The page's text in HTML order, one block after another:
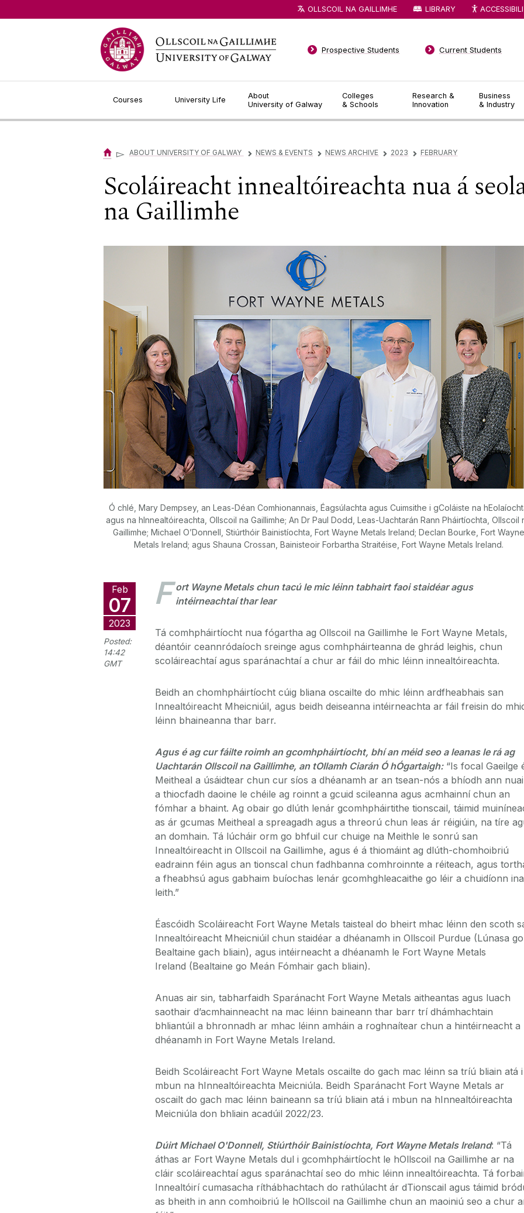
Courses University Life
About
University of Galway
Colleges
& Schools
Research &
Innovation
Business
& Industry
Prospective Students Current Students
OLLSCOIL NA GAILLIMHE LIBRARY
▻ ABOUT UNIVERSITY OF GALWAY ▻ NEWS & EVENTS ▻ NEWS ARCHIVE ▻ 2023 ▻ FEBRUARY
Scoláireacht innealtóireachta nua á
na Gaillimhe
Ó chlé, Mary Dempsey, an Leas-Déan Comhionannais, Éagsúlachta agus Cuimsithe i gColáiste na
agus na hInnealtóireachta, Ollscoil na Gaillimhe; An Dr Paul Dodd, Leas-Uachtarán Rann Pháirtíochta, Ollscoil
Gaillimhe; Michael O’Donnell, Stiúrthóir Bainistíochta, Fort Wayne Metals Ireland; Declan Bourke, Fort Wayne
Metals Ireland; agus Shauna Crossan, Bainisteoir Forbartha Straitéise, Fort Wayne Metals Ireland.
Feb
07
2023
Posted:
14:42
GMT
F ort Wayne Metals chun tacú le mic léinn tabhairt faoi staidéar agus
intéirneachtaí thar lear
Tá comhpháirtíocht nua fógartha ag Ollscoil na Gaillimhe le Fort Wayne Metals,
déantóir ceannródaíoch sreinge agus comhpháirteanna de ghrád leighis, chun
scoláireachtaí agus sparánachtaí a chur ar fáil do mhic léinn innealtóireachta.
Beidh an chomhpháirtíocht cúig bliana oscailte do mhic léinn ardfheabhais san
Innealtóireacht Mheicniúil, agus beidh deiseanna intéirneachta ar fáil freisin do
léinn bhaineanna thar barr.
Agus é ag cur fáilte roimh an gcomhpháirtíocht, bhí an méid seo a leanas le rá ag
Uachtarán Ollscoil na Gaillimhe, an tOllamh Ciarán Ó hÓgartaigh: “Is focal Gaeilge
Meitheal a úsáidtear chun cur síos a dhéanamh ar an tsean-nós a bhíodh ann
a thiocfadh daoine le chéile ag roinnt a gcuid scileanna agus acmhainní chun an
fómhar a bhaint. Ag obair go dlúth lenár gcomhpháirtithe tionscail, táimid
as ár gcumas Meitheal a spreagadh agus a threorú chun leas ár réigiúin, na tíre
an domhain. Tá lúcháir orm go bhfuil cur chuige na Meithle le sonrú san
Innealtóireacht in Ollscoil na Gaillimhe, agus é á thiomáint ag dlúth-chomhoibriú
eadrainn féin agus an tionscal chun fadhbanna comhroinnte a réiteach, agus
a fheabhsú agus gabhaim buíochas lenár gcomhghleacaithe go léir a chuidíonn ina
leith.”
Éascóidh Scoláireacht Fort Wayne Metals taisteal do bheirt mhac léinn den scoth
Innealtóireacht Mheicniúil chun staidéar a dhéanamh in Ollscoil Purdue (Lúnasa go
Bealtaine gach bliain), agus intéirneacht a dhéanamh le Fort Wayne Metals
Ireland (Bealtaine go Meán Fómhair gach bliain).
Anuas air sin, tabharfaidh Sparánacht Fort Wayne Metals aitheantas agus luach
saothair d’acmhainneacht na mac léinn baineann thar barr trí dhámhachtain
bhliantúil a bhronnadh ar mhac léinn amháin a roghnaítear chun a hintéirneacht a
dhéanamh in Fort Wayne Metals Ireland.
Beidh Scoláireacht Fort Wayne Metals oscailte do gach mac léinn sa tríú bliain atá i
mbun na hInnealtóireachta Meicniúla. Beidh Sparánacht Fort Wayne Metals ar
oscailt do gach mac léinn baineann sa tríú bliain atá i mbun na hInnealtóireachta
Meicniúla don bhliain acadúil 2022/23.
Dúirt Michael O'Donnell, Stiúrthóir Bainistíochta, Fort Wayne Metals Ireland: “Tá
áthas ar Fort Wayne Metals dul i gcomhpháirtíocht le hOllscoil na Gaillimhe ar na
cláir scoláireachtaí agus sparánachtaí seo do mhic léinn innealtóireachta. Tá
Innealtóirí cumasacha ríthábhachtach do rathúlacht ár dTionscail agus táimid
as bheith in ann comhoibriú le hOllscoil na Gaillimhe chun an maoiniú seo a chur